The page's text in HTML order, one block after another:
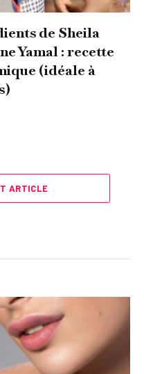
de Sheila
Yamal : recette
(idéale à
ARTICLE